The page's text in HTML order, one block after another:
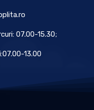
07.00-15.30;
13.00